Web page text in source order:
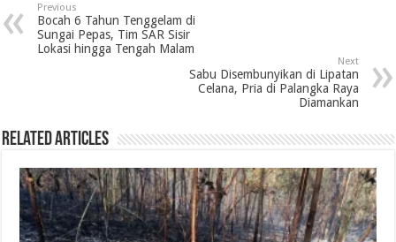
b
o
t
e
e
d
s
A
g
r
Previous
Bocah 6 Tahun Tenggelam di
Sungai Pepas, Tim SAR Sisir
Lokasi hingga Tengah Malam
Next
Sabu Disembunyikan di Lipatan
Celana, Pria di Palangka Raya
Diamankan
Related Articles